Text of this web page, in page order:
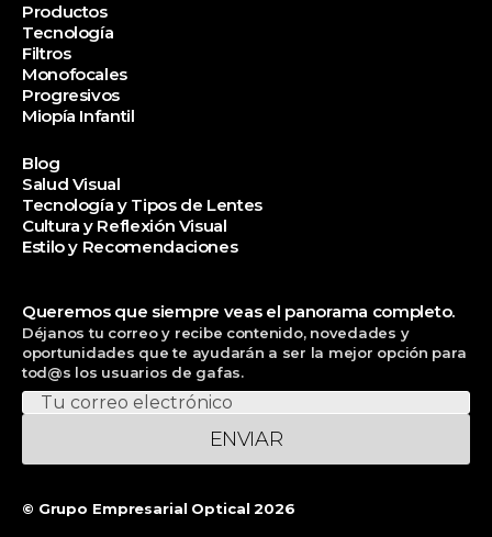
Productos
Tecnología
Filtros
Monofocales
Progresivos
Miopía Infantil
Blog
Salud Visual
Tecnología y Tipos de Lentes
Cultura y Reflexión Visual
Estilo y Recomendaciones
Queremos que siempre veas el panorama completo.
Déjanos tu correo y recibe contenido, novedades y
oportunidades que te ayudarán a ser la mejor opción para
tod@s los usuarios de gafas.
ENVIAR
© Grupo Empresarial Optical 2026